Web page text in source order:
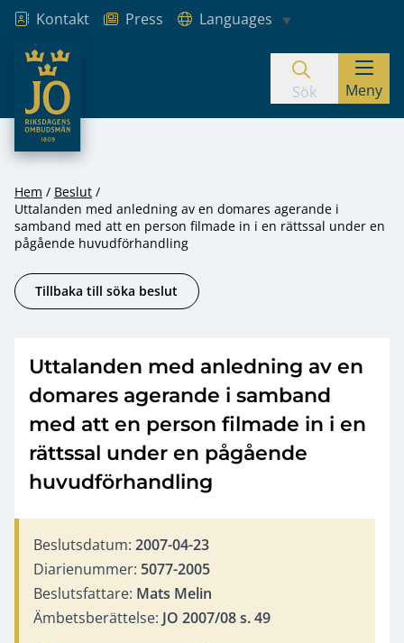
Hoppa till innehåll
Kontakt Press
Languages
JO – Riksdagens Ombudsmän
Sök Meny
Hem
Beslut
Uttalanden med anledning av en domares agerande i
samband med att en person filmade in i en rättssal under en
pågående huvudförhandling
Tillbaka till söka beslut
Uttalanden med anledning av en
domares agerande i samband
med att en person filmade in i en
rättssal under en pågående
huvudförhandling
Beslutsdatum: 2007-04-23
Diarienummer: 5077-2005
Beslutsfattare: Mats Melin
Ämbetsberättelse: JO 2007/08 s. 49